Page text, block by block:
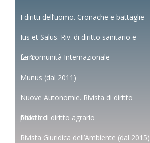
I diritti dell’uomo. Cronache e battaglie
Ius et Salus. Riv. di diritto sanitario e
farm.
La Comunità Internazionale
Munus (dal 2011)
Nuove Autonomie. Rivista di diritto
pubblico
Rivista di diritto agrario
Rivista Giuridica dell’Ambiente (dal 2015)